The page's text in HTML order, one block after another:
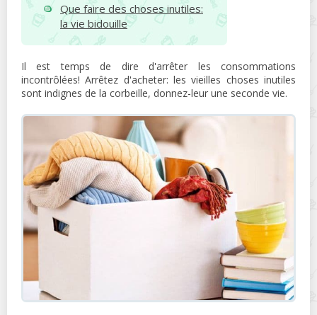
Que faire des choses inutiles:
la vie bidouille
Il est temps de dire d'arrêter les consommations
incontrôlées! Arrêtez d'acheter: les vieilles choses inutiles
sont indignes de la corbeille, donnez-leur une seconde vie.